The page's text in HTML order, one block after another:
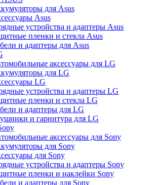
для Asus
Asus
устройства и адаптеры Asus
пленки и стекла Asus
и адаптеры для Asus
аксессуары для LG
для LG
LG
устройства и адаптеры LG
пленки и стекла LG
и адаптеры для LG
и гарнитура для LG
аксессуары для Sony
для Sony
для Sony
устройства и адаптеры Sony
пленки и наклейки Sony
и адаптеры для Sony